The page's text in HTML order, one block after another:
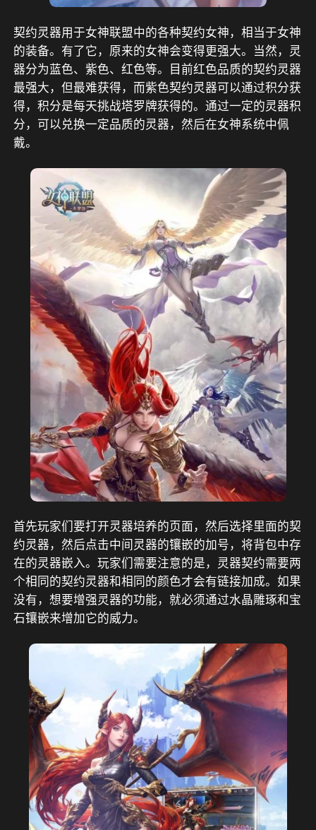
契约灵器用于女神联盟中的各种契约女神，相当于女神
的装备。有了它，原来的女神会变得更强大。当然，灵
器分为蓝色、紫色、红色等。目前红色品质的契约灵器
最强大，但最难获得，而紫色契约灵器可以通过积分获
得，积分是每天挑战塔罗牌获得的。通过一定的灵器积
分，可以兑换一定品质的灵器，然后在女神系统中佩
戴。
首先玩家们要打开灵器培养的页面，然后选择里面的契
约灵器，然后点击中间灵器的镶嵌的加号，将背包中存
在的灵器嵌入。玩家们需要注意的是，灵器契约需要两
个相同的契约灵器和相同的颜色才会有链接加成。如果
没有，想要增强灵器的功能，就必须通过水晶雕琢和宝
石镶嵌来增加它的威力。